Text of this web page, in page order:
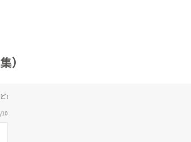
）
の商品内容以外の変更をしたい。
10